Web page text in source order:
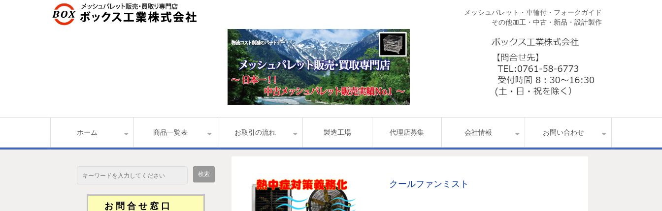
メッシュパレット・車輪付・フォークガイド
その他加工・中古・新品・設計製作
ホーム 商品一覧表 お取引の流れ 製造工場 代理店募集 会社情報 お問い合わせ
お 問 合 せ 窓 口
クールファンミスト